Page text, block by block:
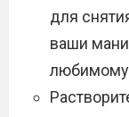
для
ваши
любимому